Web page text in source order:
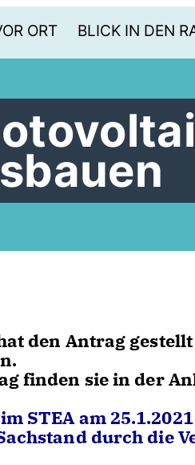
ORT BLICK IN DEN
den Antrag
finden sie in der
STEA am
durch die